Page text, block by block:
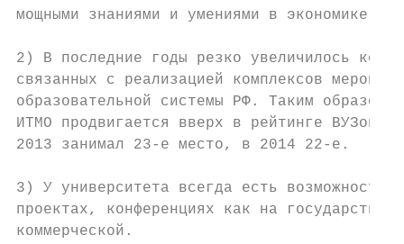
мощными знаниями и умениями в экономике,
2) В последние годы резко увеличилось
связанных с реализацией комплексов
образовательной системы РФ. Таким образом,
ИТМО продвигается вверх в рейтинге ВУЗов
2013 занимал 23-е место, в 2014 22-е.
3) У университета всегда есть возможность
проектах, конференциях как на
коммерческой.